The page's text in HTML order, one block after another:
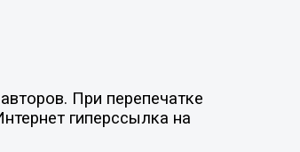
При перепечатке
гиперссылка на